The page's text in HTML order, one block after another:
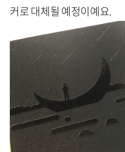
커로 대체될 예정이예요.